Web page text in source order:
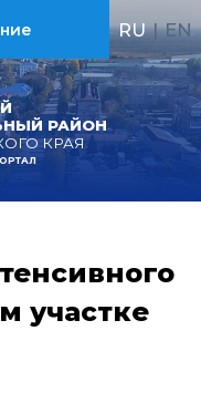
РАЙОН
КРАЯ
RU | EN
участке